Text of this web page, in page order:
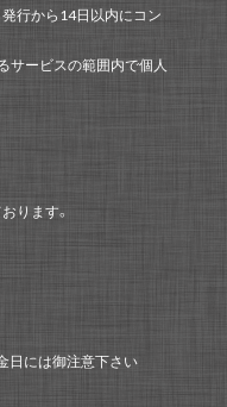
行から14日以内にコン
サービスの範囲内で個人
ります。
日には御注意下さい